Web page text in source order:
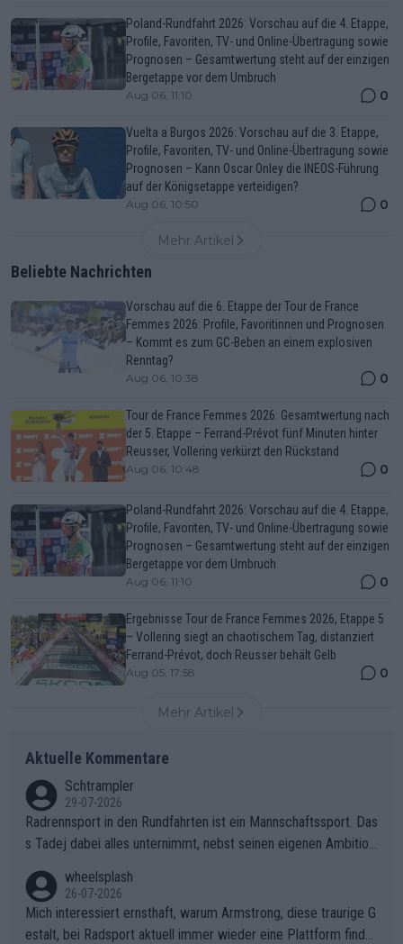
Poland-Rundfahrt 2026: Vorschau auf die 4. Etappe,
Profile, Favoriten, TV- und Online-Übertragung sowie
Prognosen – Gesamtwertung steht auf der einzigen
Bergetappe vor dem Umbruch
Aug 06, 11:10 0
Vuelta a Burgos 2026: Vorschau auf die 3. Etappe,
Profile, Favoriten, TV- und Online-Übertragung sowie
Prognosen – Kann Oscar Onley die INEOS-Führung
auf der Königsetappe verteidigen?
Aug 06, 10:50 0
Mehr Artikel
Beliebte Nachrichten
Vorschau auf die 6. Etappe der Tour de France
Femmes 2026: Profile, Favoritinnen und Prognosen
– Kommt es zum GC-Beben an einem explosiven
Renntag?
Aug 06, 10:38 0
Tour de France Femmes 2026: Gesamtwertung nach
der 5. Etappe – Ferrand-Prévot fünf Minuten hinter
Reusser, Vollering verkürzt den Rückstand
Aug 06, 10:48 0
Poland-Rundfahrt 2026: Vorschau auf die 4. Etappe,
Profile, Favoriten, TV- und Online-Übertragung sowie
Prognosen – Gesamtwertung steht auf der einzigen
Bergetappe vor dem Umbruch
Aug 06, 11:10 0
Ergebnisse Tour de France Femmes 2026, Etappe 5
– Vollering siegt an chaotischem Tag, distanziert
Ferrand-Prévot, doch Reusser behält Gelb
Aug 05, 17:58 0
Mehr Artikel
Aktuelle Kommentare
Schtrampler
29-07-2026
Radrennsport in den Rundfahrten ist ein Mannschaftssport. Das
s Tadej dabei alles unternimmt, nebst seinen eigenen Ambition
ganze Team auch mental stark zu machen und konkret am Erf
olg teilzuhaben, ist ihm ganz hoch anzurechnen. Das ist ein Zei
chen weit über den Radsport hinaus.
wheelsplash
26-07-2026
Mich interessiert ernsthaft, warum Armstrong, diese traurige G
estalt, bei Radsport aktuell immer wieder eine Plattform finde